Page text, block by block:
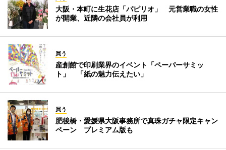
大阪・本町に生花店「パピリオ」 元営業職の女性
が開業、近隣の会社員が利用
買う
産創館で印刷業界のイベント「ペーパーサミッ
ト」 「紙の魅力伝えたい」
買う
肥後橋・愛媛県大阪事務所で真珠ガチャ限定キャン
ペーン プレミアム版も